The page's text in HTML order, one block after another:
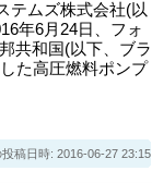
テムズ株式会社(以
年6月24日、フォ
共和国(以下、ブラ
た高圧燃料ポンプ
稿日時: 2016-06-27 23:15